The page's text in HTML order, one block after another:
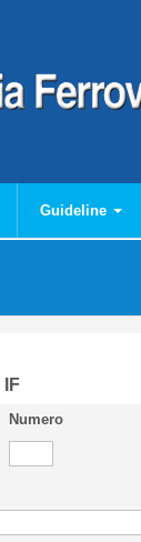
Guideline
IF
Numero